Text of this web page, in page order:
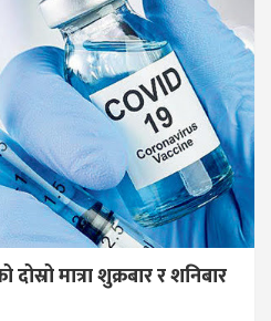
मात्रा शुक्रबार र शनिबार